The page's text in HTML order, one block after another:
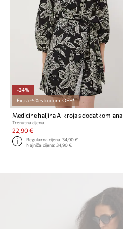
-34%
Extra -5% s kodom: OFF*
Medicine haljina A-kroja s dodatkom lana
Trenutna cijena:
22,90 €
Regularna cijena:34,90 €
Najniža cijena:34,90 €